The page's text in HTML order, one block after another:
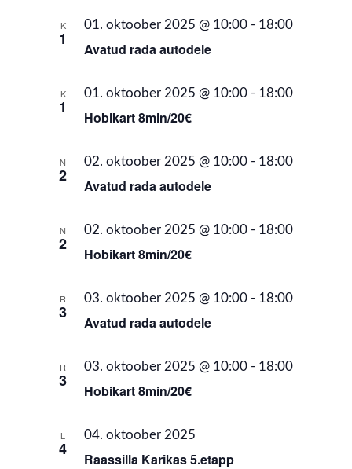
K
1
01. oktoober 2025 @ 10:00 - 18:00
Avatud rada autodele
K
1
01. oktoober 2025 @ 10:00 - 18:00
Hobikart 8min/20€
N
2
02. oktoober 2025 @ 10:00 - 18:00
Avatud rada autodele
N
2
02. oktoober 2025 @ 10:00 - 18:00
Hobikart 8min/20€
R
3
03. oktoober 2025 @ 10:00 - 18:00
Avatud rada autodele
R
3
03. oktoober 2025 @ 10:00 - 18:00
Hobikart 8min/20€
L
4
04. oktoober 2025
Raassilla Karikas 5.etapp